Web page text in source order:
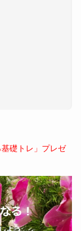
礎トレ」プレゼ